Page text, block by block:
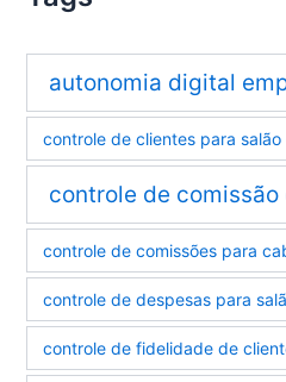
autonomia digital
controle de clientes para
controle de
controle de comissões para
controle de despesas para
controle de fidelidade de